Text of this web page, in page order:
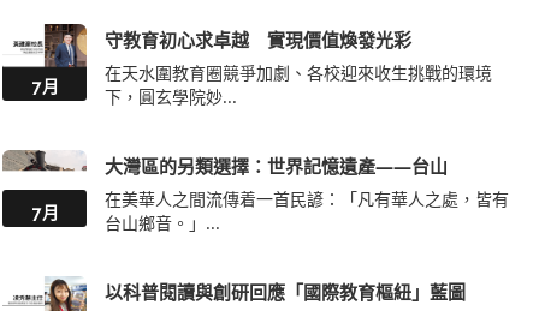
7月
守教育初心求卓越 實現價值煥發光彩
在天水圍教育圈競爭加劇、各校迎來收生挑戰的環境
下，圓玄學院妙...
7月
大灣區的另類選擇：世界記憶遺產——台山
在美華人之間流傳着一首民諺：「凡有華人之處，皆有
台山鄉音。」...
以科普閱讀與創研回應「國際教育樞紐」藍圖